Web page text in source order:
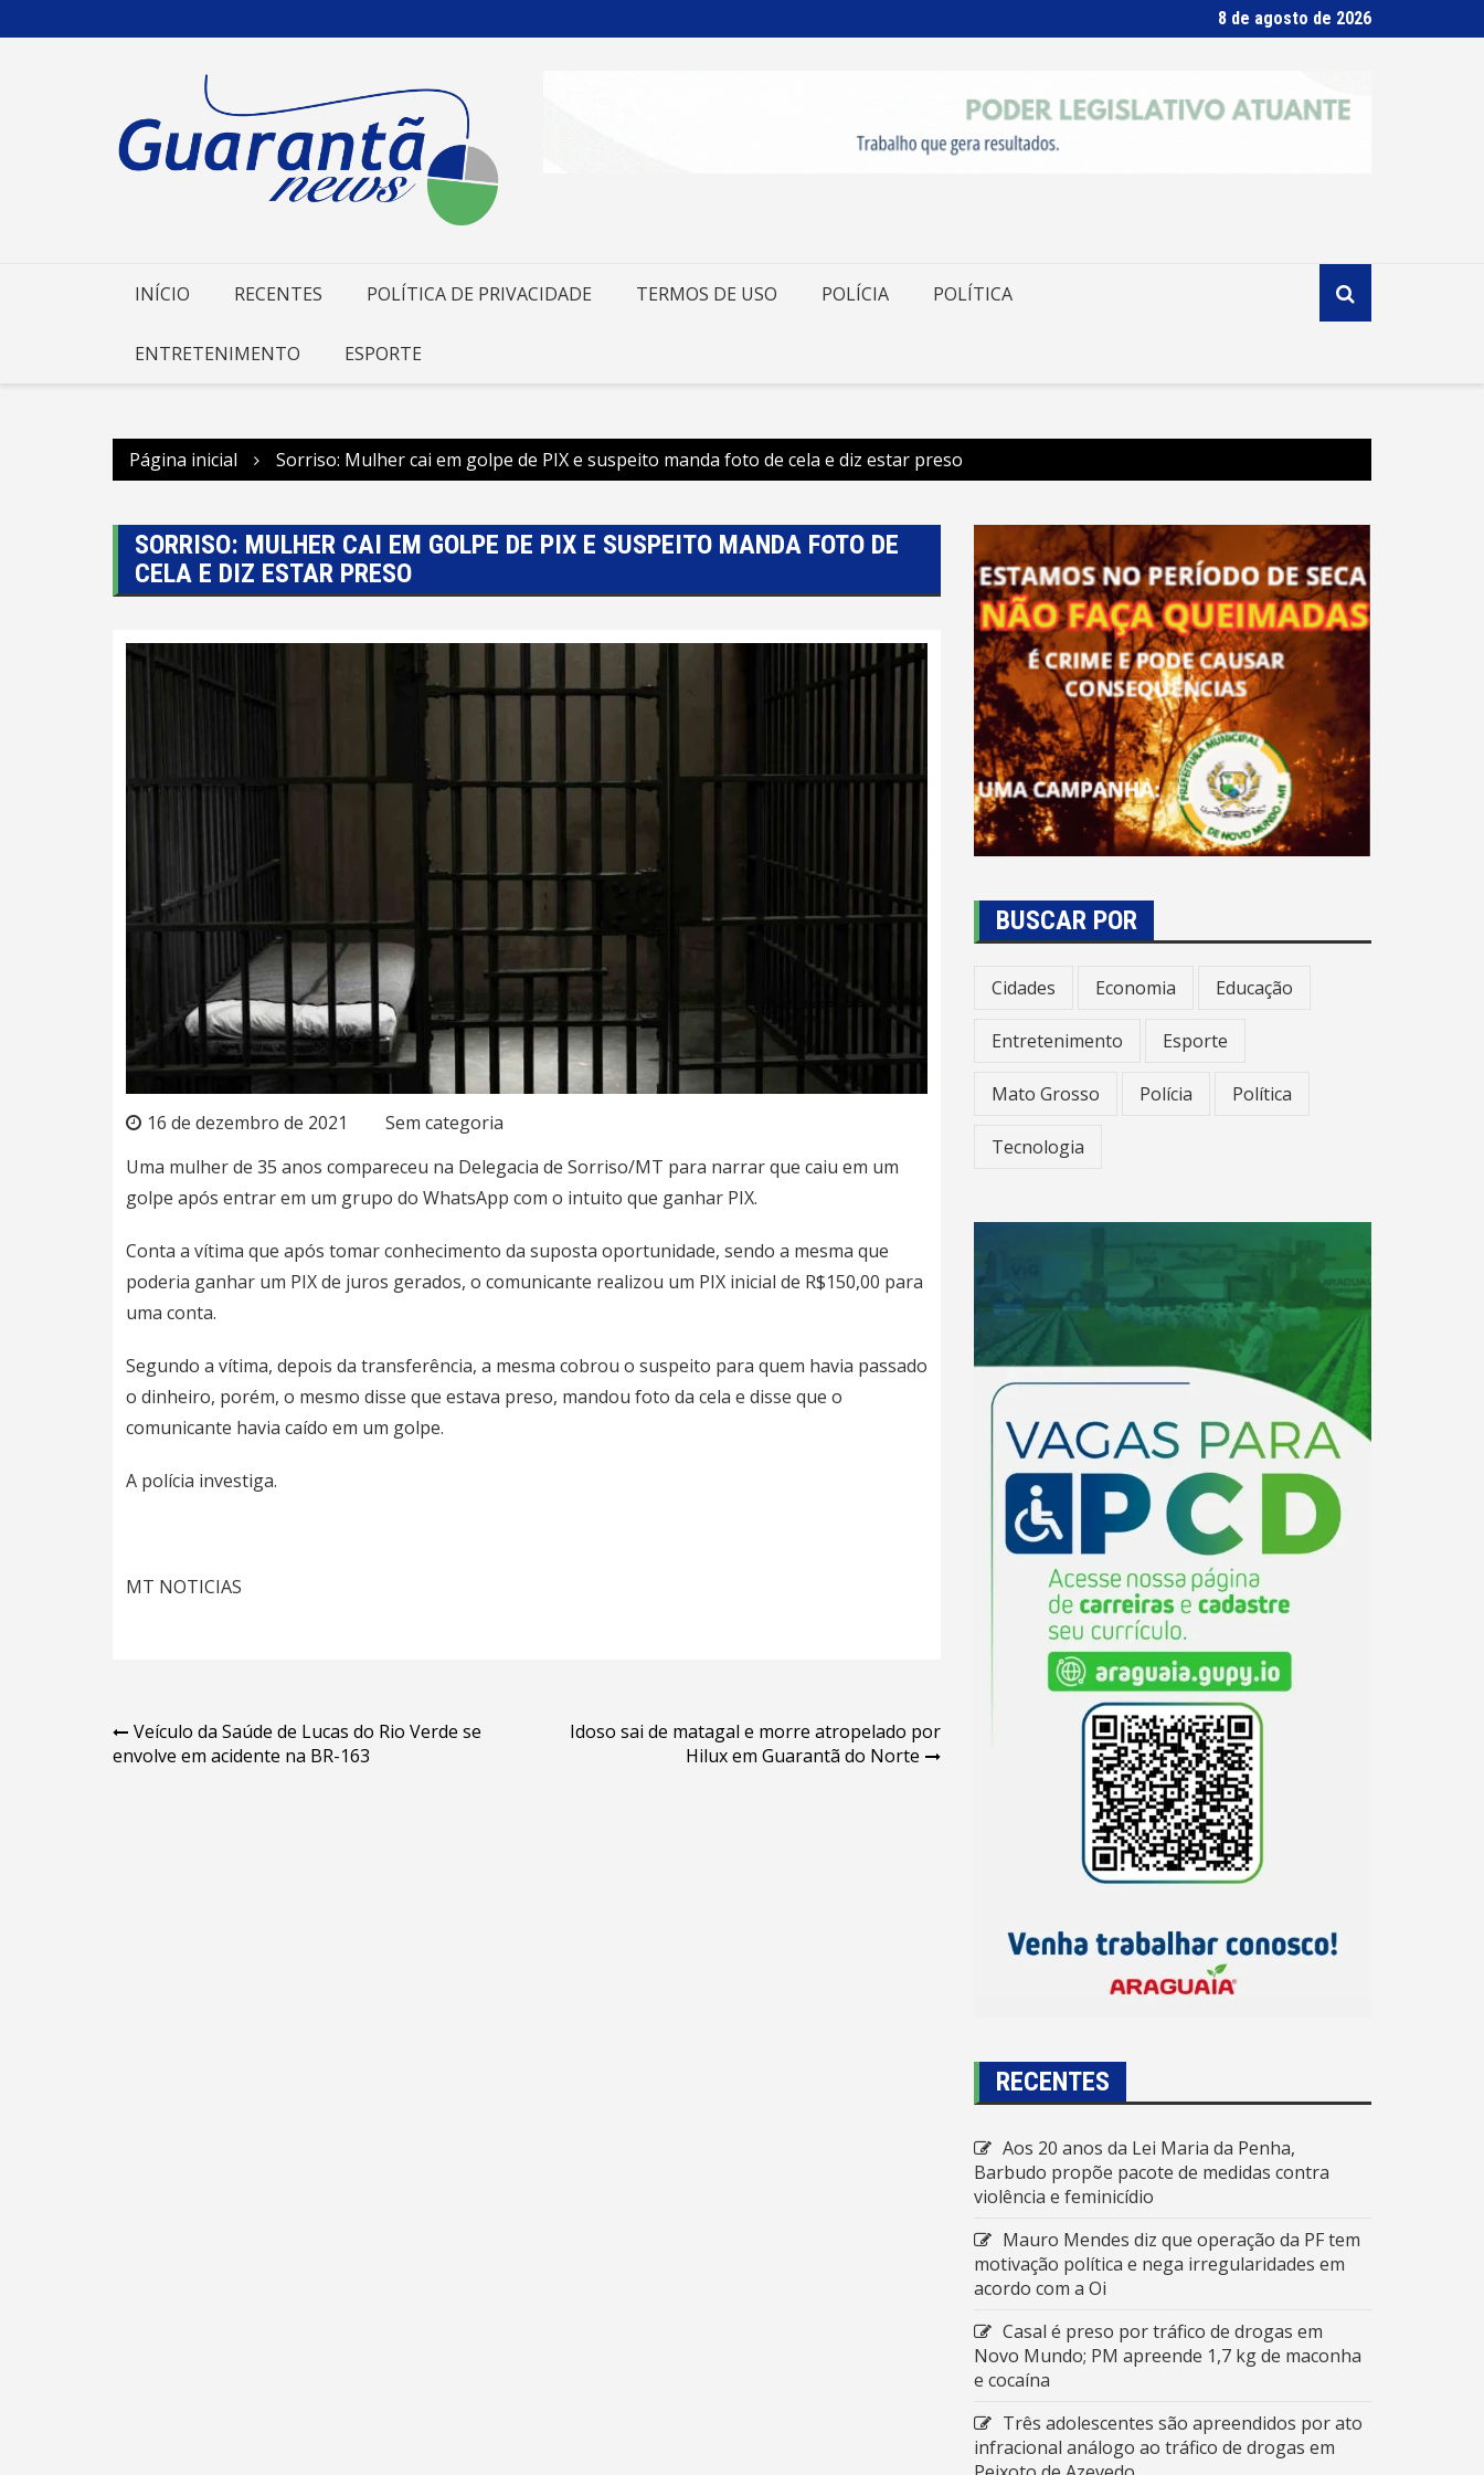
para
8 de agosto de 2026
INÍCIO RECENTES POLÍTICA DE PRIVACIDADE TERMOS DE USO POLÍCIA POLÍTICA
ENTRETENIMENTO ESPORTE
Página inicial Sorriso: Mulher cai em golpe de PIX e suspeito manda foto de cela e diz estar preso
SORRISO: MULHER CAI EM GOLPE DE PIX E SUSPEITO MANDA FOTO DE
CELA E DIZ ESTAR PRESO
16 de dezembro de 2021
Sem categoria
Uma mulher de 35 anos compareceu na Delegacia de Sorriso/MT para narrar que caiu em um
golpe após entrar em um grupo do WhatsApp com o intuito que ganhar PIX.
Conta a vítima que após tomar conhecimento da suposta oportunidade, sendo a mesma que
poderia ganhar um PIX de juros gerados, o comunicante realizou um PIX inicial de R$150,00 para
uma conta.
Segundo a vítima, depois da transferência, a mesma cobrou o suspeito para quem havia passado
o dinheiro, porém, o mesmo disse que estava preso, mandou foto da cela e disse que o
comunicante havia caído em um golpe.
A polícia investiga.
MT NOTICIAS
Navegação
de
Veículo da Saúde de Lucas do Rio Verde se
envolve em acidente na BR-163
Idoso sai de matagal e morre atropelado por
Hilux em Guarantã do Norte
BUSCAR POR
Cidades Economia Educação
Entretenimento Esporte
Mato Grosso Polícia Política
Tecnologia
RECENTES
Aos 20 anos da Lei Maria da Penha,
Barbudo propõe pacote de medidas contra
violência e feminicídio
Mauro Mendes diz que operação da PF tem
motivação política e nega irregularidades em
acordo com a Oi
Casal é preso por tráfico de drogas em
Novo Mundo; PM apreende 1,7 kg de maconha
e cocaína
Três adolescentes são apreendidos por ato
infracional análogo ao tráfico de drogas em